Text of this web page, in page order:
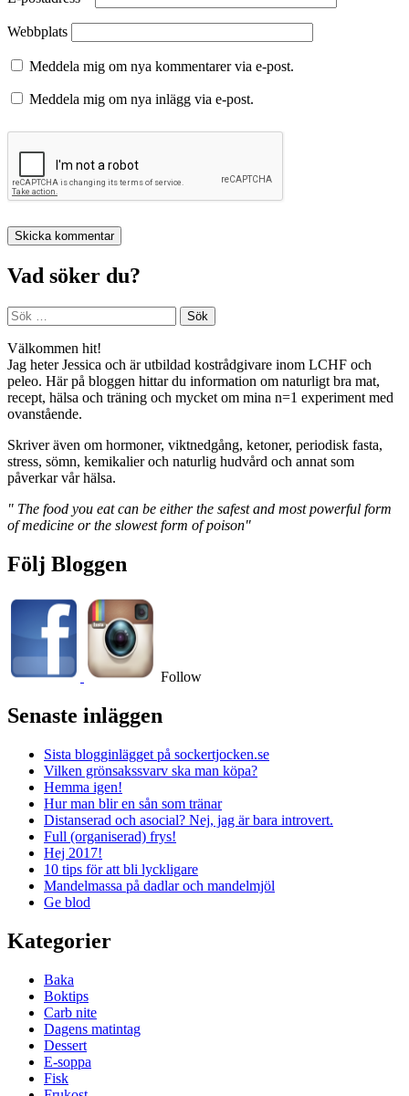
Webbplats
Meddela mig om nya kommentarer via e-post.
Meddela mig om nya inlägg via e-post.
Vad söker du?
Sök
efter:
Välkommen hit!
Jag heter Jessica och är utbildad kostrådgivare inom LCHF och
peleo. Här på bloggen hittar du information om naturligt bra mat,
recept, hälsa och träning och mycket om mina n=1 experiment med
ovanstående.
Skriver även om hormoner, viktnedgång, ketoner, periodisk fasta,
stress, sömn, kemikalier och naturlig hudvård och annat som
påverkar vår hälsa.
" The food you eat can be either the safest and most powerful form
of medicine or the slowest form of poison"
Följ Bloggen
Follow
Senaste inläggen
Sista blogginlägget på sockertjocken.se
Vilken grönsakssvarv ska man köpa?
Hemma igen!
Hur man blir en sån som tränar
Distanserad och asocial? Nej, jag är bara introvert.
Full (organiserad) frys!
Hej 2017!
10 tips för att bli lyckligare
Mandelmassa på dadlar och mandelmjöl
Ge blod
Kategorier
Baka
Boktips
Carb nite
Dagens matintag
Dessert
E-soppa
Fisk